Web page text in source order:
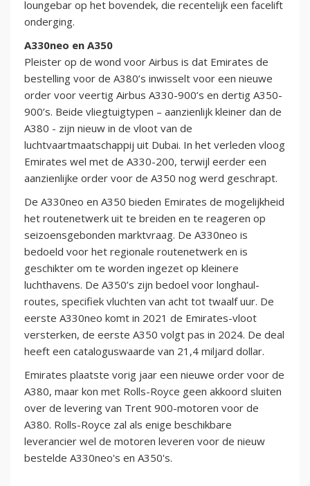
loungebar op het bovendek, die recentelijk een facelift
onderging.
A330neo en A350
Pleister op de wond voor Airbus is dat Emirates de
bestelling voor de A380’s inwisselt voor een nieuwe
order voor veertig Airbus A330-900’s en dertig A350-
900’s. Beide vliegtuigtypen – aanzienlijk kleiner dan de
A380 - zijn nieuw in de vloot van de
luchtvaartmaatschappij uit Dubai. In het verleden vloog
Emirates wel met de A330-200, terwijl eerder een
aanzienlijke order voor de A350 nog werd geschrapt.
De A330neo en A350 bieden Emirates de mogelijkheid
het routenetwerk uit te breiden en te reageren op
seizoensgebonden marktvraag. De A330neo is
bedoeld voor het regionale routenetwerk en is
geschikter om te worden ingezet op kleinere
luchthavens. De A350’s zijn bedoel voor longhaul-
routes, specifiek vluchten van acht tot twaalf uur. De
eerste A330neo komt in 2021 de Emirates-vloot
versterken, de eerste A350 volgt pas in 2024. De deal
heeft een cataloguswaarde van 21,4 miljard dollar.
Emirates plaatste vorig jaar een nieuwe order voor de
A380, maar kon met Rolls-Royce geen akkoord sluiten
over de levering van Trent 900-motoren voor de
A380. Rolls-Royce zal als enige beschikbare
leverancier wel de motoren leveren voor de nieuw
bestelde A330neo's en A350's.